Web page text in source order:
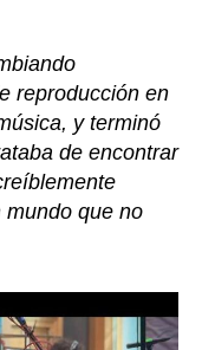
reproducción en
y terminó
de encontrar
mundo que no